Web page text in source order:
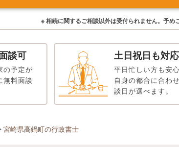
※ 相続に関するご相談以外は受付られません。予め
談可
の予定が
無料面談
土日祝日も対応
平日忙しい方も安
自身の都合に合わ
談日が選べます。
宮崎県高鍋町の行政書士